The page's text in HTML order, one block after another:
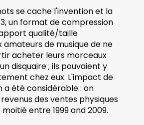
se cache l'invention et la
un format de compression
qualité/taille
de musique de ne
acheter leurs morceaux
disquaire ; ils pouvaient y
chez eux. L'impact de
été considérable : on
des ventes physiques
entre 1999 and 2009.